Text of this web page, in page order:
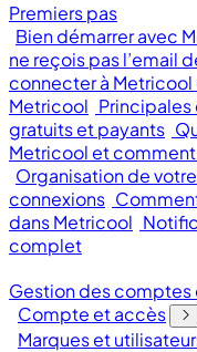
Premiers pas
Bien démarrer avec
ne reçois pas l’email
connecter à
Metricool
gratuits et payants
Metricool et
Organisation de
connexions
dans Metricool
complet
Gestion des
Compte et accès
Marques et